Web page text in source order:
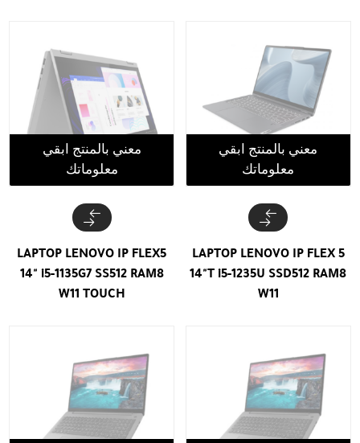
معني بالمنتج ابقي
معلوماتك
LAPTOP LENOVO IP FLEX 5
14"T i5-1235U SSD512 RAM8
W11
معني بالمنتج ابقي
معلوماتك
LAPTOP LENOVO IP FLEX5
14" i5-1135G7 SS512 RAM8
W11 TOUCH